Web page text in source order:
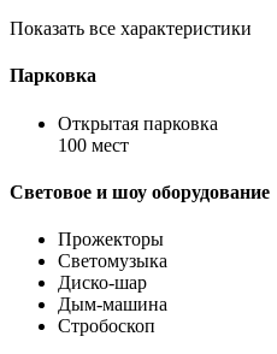
Показать все характеристики
Парковка
Открытая парковка
100 мест
Световое и шоу оборудование
Прожекторы
Светомузыка
Диско-шар
Дым-машина
Стробоскоп